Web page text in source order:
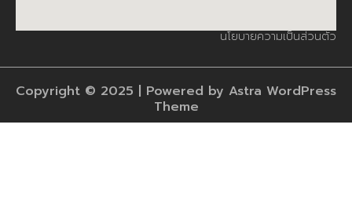
นโยบายความเป็นส่วนตัว
Copyright © 2025 | Powered by Astra WordPress
Theme